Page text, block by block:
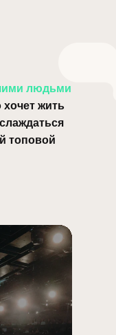
людьми
хочет жить
топовой